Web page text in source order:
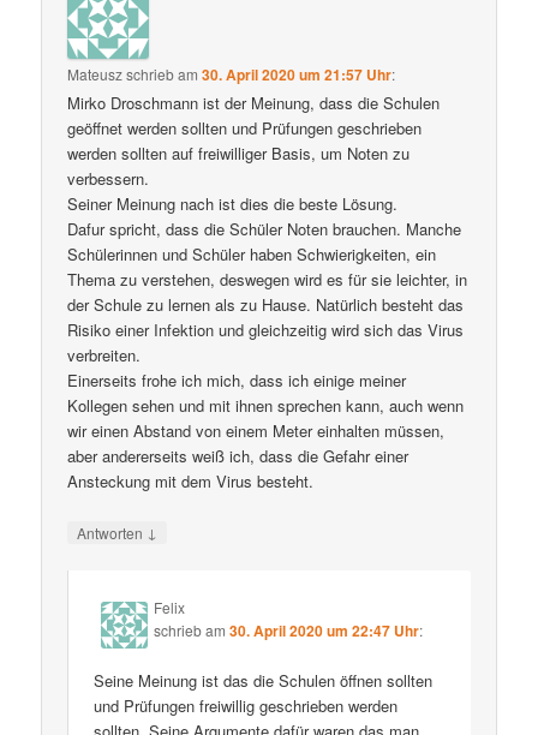
Mateuszschriebam30. April 2020 um 21:57 Uhr:
Mirko Droschmann ist der Meinung, dass die Schulen
geöffnet werden sollten und Prüfungen geschrieben
werden sollten auf freiwilliger Basis, um Noten zu
verbessern.
Seiner Meinung nach ist dies die beste Lösung.
Dafur spricht, dass die Schüler Noten brauchen. Manche
Schülerinnen und Schüler haben Schwierigkeiten, ein
Thema zu verstehen, deswegen wird es für sie leichter, in
der Schule zu lernen als zu Hause. Natürlich besteht das
Risiko einer Infektion und gleichzeitig wird sich das Virus
verbreiten.
Einerseits frohe ich mich, dass ich einige meiner
Kollegen sehen und mit ihnen sprechen kann, auch wenn
wir einen Abstand von einem Meter einhalten müssen,
aber andererseits weiß ich, dass die Gefahr einer
Ansteckung mit dem Virus besteht.
Antworten ↓
Felix
schriebam30. April 2020 um 22:47 Uhr:
Seine Meinung ist das die Schulen öffnen sollten
und Prüfungen freiwillig geschrieben werden